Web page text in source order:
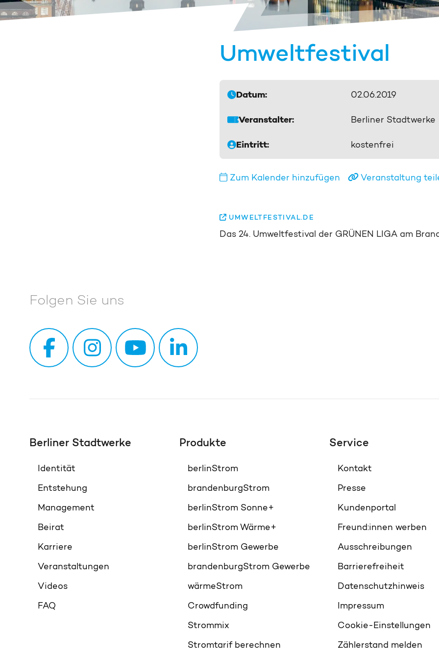
Umweltfestival
Datum: 02.06.2019
Veranstalter: Berliner Stadtwerke
Eintritt: kostenfrei
Zum Kalender hinzufügen Veranstaltung
UMWELTFESTIVAL.DE
Das 24. Umweltfestival der GRÜNEN LIGA am
Folgen Sie uns
Berliner Stadtwerke
Identität
Entstehung
Management
Beirat
Karriere
Veranstaltungen
Videos
FAQ
Produkte
berlinStrom
brandenburgStrom
berlinStrom Sonne+
berlinStrom Wärme+
berlinStrom Gewerbe
brandenburgStrom Gewerbe
wärmeStrom
Crowdfunding
Strommix
Stromtarif berechnen
Service
Kontakt
Presse
Kundenportal
Freund:innen werben
Ausschreibungen
Barrierefreiheit
Datenschutzhinweis
Impressum
Cookie-Einstellungen
Zählerstand melden